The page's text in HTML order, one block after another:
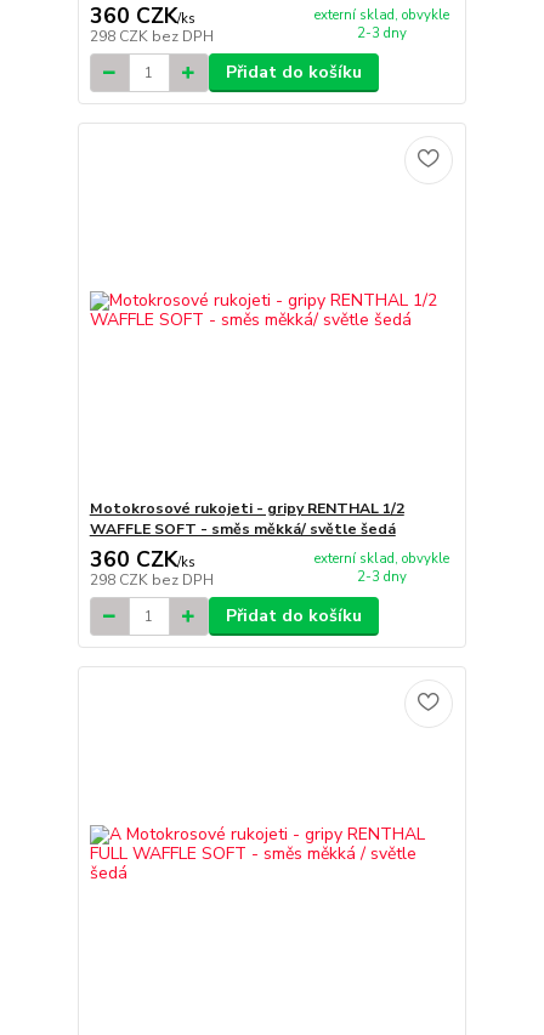
360 CZK/ks
298 CZK bez DPH
externí sklad, obvykle
2-3 dny
Přidat do košíku
Motokrosové rukojeti - gripy RENTHAL 1/2
WAFFLE SOFT - směs měkká/ světle šedá
360 CZK/ks
298 CZK bez DPH
externí sklad, obvykle
2-3 dny
Přidat do košíku